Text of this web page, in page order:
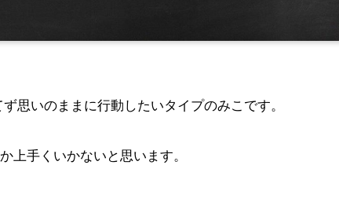
思いのままに行動したいタイプのみこです。
上手くいかないと思います。